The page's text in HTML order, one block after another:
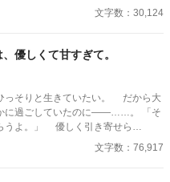
父の後継として、金継ぎや活版印
するうち、姉弟の間にすれ違って
文字数：30,124
優しくて甘すぎて。
と生きていたい。 だから大
過ごしていたのに――……。 「そ
引き寄せら
れは一体どうい
文字数：76,917